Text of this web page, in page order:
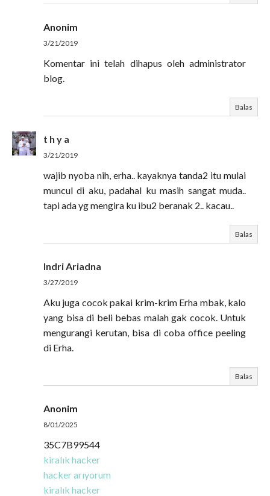
Anonim
3/21/2019
Komentar ini telah dihapus oleh administrator
blog.
Balas
t h y a
3/21/2019
wajib nyoba nih, erha.. kayaknya tanda2 itu mulai
muncul di aku, padahal ku masih sangat muda..
tapi ada yg mengira ku ibu2 beranak 2.. kacau..
Balas
Indri Ariadna
3/27/2019
Aku juga cocok pakai krim-krim Erha mbak, kalo
yang bisa di beli bebas malah gak cocok. Untuk
mengurangi kerutan, bisa di coba office peeling
di Erha.
Balas
Anonim
8/01/2025
35C7B99544
kiralık hacker
hacker arıyorum
kiralık hacker